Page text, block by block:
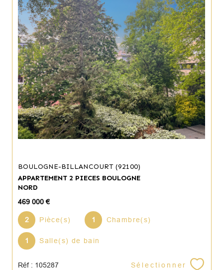
BOULOGNE-BILLANCOURT (92100)
APPARTEMENT 2 PIECES BOULOGNE
NORD
469 000 €
2 Pièce(s) 1 Chambre(s)
1 Salle(s) de bain
Réf : 105287 Sélectionner